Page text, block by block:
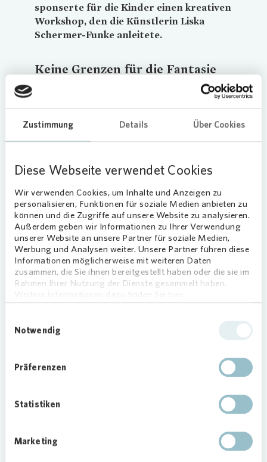
Zustimmung Details Über Cookies
Diese Webseite verwendet Cookies
Wir verwenden Cookies, um Inhalte und Anzeigen zu
personalisieren, Funktionen für soziale Medien anbieten zu
können und die Zugriffe auf unsere Website zu analysieren.
Außerdem geben wir Informationen zu Ihrer Verwendung
unserer Website an unsere Partner für soziale Medien,
Werbung und Analysen weiter. Unsere Partner führen diese
Informationen möglicherweise mit weiteren Daten
zusammen, die Sie ihnen bereitgestellt haben oder die sie im
Rahmen Ihrer Nutzung der Dienste gesammelt haben.
Notwendig
Präferenzen
Statistiken
Marketing
sponserte für die Kinder einen kreativen
Workshop, den die Künstlerin Liska
Schermer-Funke anleitete.
Keine Grenzen für die Fantasie
Insgesamt acht Kindern aus dem Quartier ließen
Ende Juli im Rahmen des dreistündigen
Workshops abstrakte Lebewesen aus
sie zunächst die Wesen und schmückten sie
Papieren. Anschließend dachten sich die Kinder
auf kleinen Steckbriefen Name, Lebensraum,
Fähigkeiten und Essgewohnheiten ihrer
Fantasiewesen aus. Die Künstlerin begleitete die
Kinder dabei mit Tipps und Hilfestellungen.
Kleine Highlights im Quartier
dem die Workshopteilnehmerinnen und -
mit ihnen das Quartier zu verschönern – zum
ähnlichen Oberflächen.
darüber hinaus noch einmal gemeinsam
mit den Kindern und der Künstlerin einen